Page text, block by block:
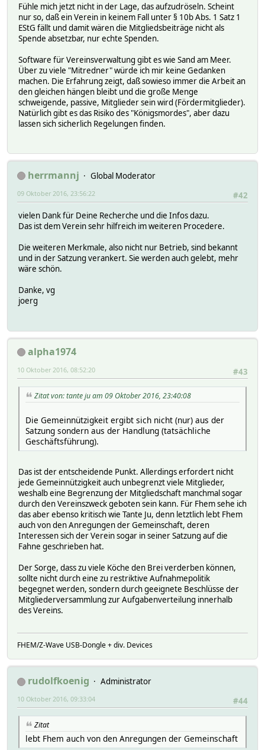
Fühle mich jetzt nicht in der Lage, das aufzudröseln. Scheint
nur so, daß ein Verein in keinem Fall unter § 10b Abs. 1 Satz 1
EStG fällt und damit wären die Mitgliedsbeiträge nicht als
Spende absetzbar, nur echte Spenden.
Software für Vereinsverwaltung gibt es wie Sand am Meer.
Über zu viele "Mitredner" würde ich mir keine Gedanken
machen. Die Erfahrung zeigt, daß sowieso immer die Arbeit an
den gleichen hängen bleibt und die große Menge
schweigende, passive, Mitglieder sein wird (Fördermitglieder).
Natürlich gibt es das Risiko des "Königsmordes", aber dazu
lassen sich sicherlich Regelungen finden.
herrmannj
Global Moderator
#42
09 Oktober 2016, 23:56:22
vielen Dank für Deine Recherche und die Infos dazu.
Das ist dem Verein sehr hilfreich im weiteren Procedere.
Die weiteren Merkmale, also nicht nur Betrieb, sind bekannt
und in der Satzung verankert. Sie werden auch gelebt, mehr
wäre schön.
Danke, vg
joerg
alpha1974
#43
10 Oktober 2016, 08:52:20
Zitat von: tante ju am 09 Oktober 2016, 23:40:08
Die Gemeinnützigkeit ergibt sich nicht (nur) aus der
Satzung sondern aus der Handlung (tatsächliche
Geschäftsführung).
Das ist der entscheidende Punkt. Allerdings erfordert nicht
jede Gemeinnützigkeit auch unbegrenzt viele Mitglieder,
weshalb eine Begrenzung der Mitgliedschaft manchmal sogar
durch den Vereinszweck geboten sein kann. Für Fhem sehe ich
das aber ebenso kritisch wie Tante Ju, denn letztlich lebt Fhem
auch von den Anregungen der Gemeinschaft, deren
Interessen sich der Verein sogar in seiner Satzung auf die
Fahne geschrieben hat.
Der Sorge, dass zu viele Köche den Brei verderben können,
sollte nicht durch eine zu restriktive Aufnahmepolitik
begegnet werden, sondern durch geeignete Beschlüsse der
Mitgliederversammlung zur Aufgabenverteilung innerhalb
des Vereins.
FHEM/Z-Wave USB-Dongle + div. Devices
rudolfkoenig
Administrator
#44
10 Oktober 2016, 09:33:04
Zitat
lebt Fhem auch von den Anregungen der Gemeinschaft